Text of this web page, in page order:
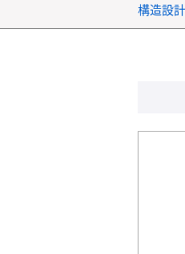
構造設